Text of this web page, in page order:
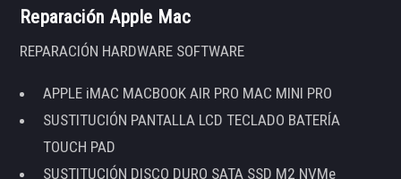
Reparación Apple Mac
REPARACIÓN HARDWARE SOFTWARE
APPLE iMAC MACBOOK AIR PRO MAC MINI PRO
SUSTITUCIÓN PANTALLA LCD TECLADO BATERÍA
TOUCH PAD
SUSTITUCIÓN DISCO DURO SATA SSD M2 NVMe